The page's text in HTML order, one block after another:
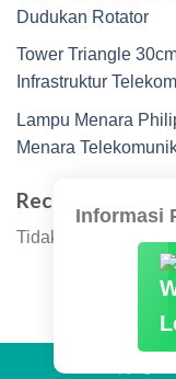
Dudukan Rotator
Tower Triangle
Infrastruktur
Lampu Menara
Menara
Recent
Tidak ada komentar
Informasi